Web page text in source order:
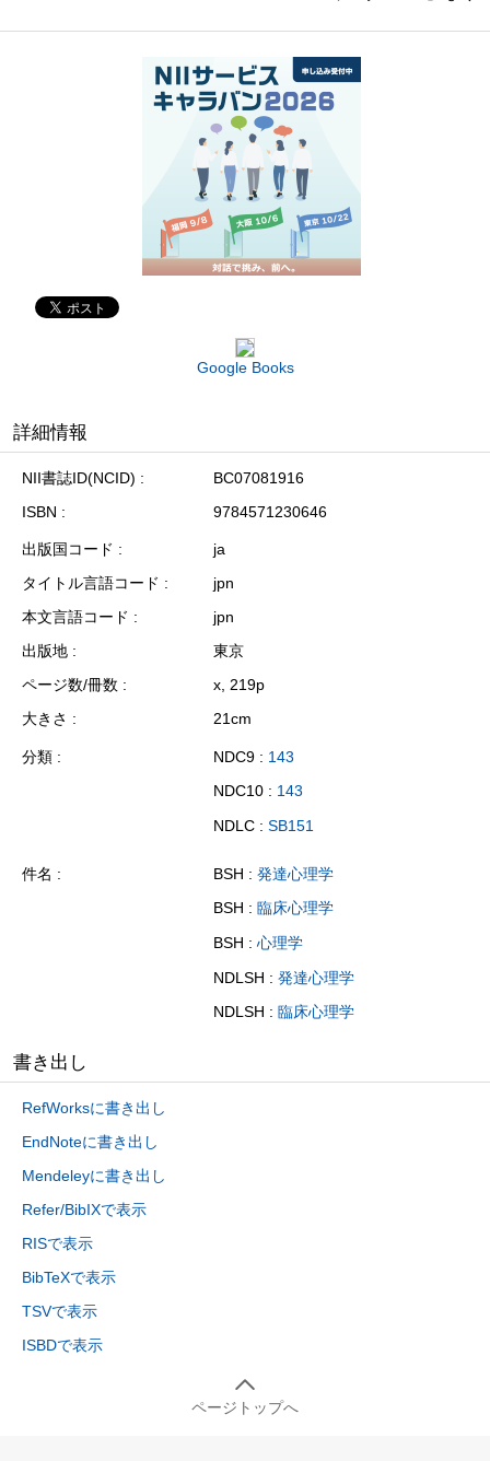
Google Books
詳細情報
NII書誌ID(NCID)
BC07081916
ISBN
9784571230646
出版国コード
ja
タイトル言語コード
jpn
本文言語コード
jpn
出版地
東京
ページ数/冊数
x, 219p
大きさ
21cm
分類 NDC9 : 143
NDC10 : 143
NDLC : SB151
件名 BSH : 発達心理学
BSH : 臨床心理学
BSH : 心理学
NDLSH : 発達心理学
NDLSH : 臨床心理学
書き出し
RefWorksに書き出し
EndNoteに書き出し
Mendeleyに書き出し
Refer/BibIXで表示
RISで表示
BibTeXで表示
TSVで表示
ISBDで表示
ページトップへ